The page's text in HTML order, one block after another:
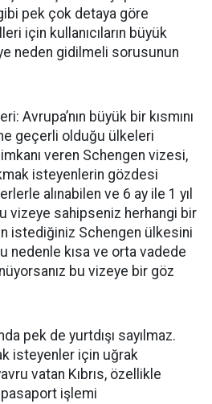
pek çok detaya göre
için kullanıcıların büyük
neden gidilmeli sorusunun
Avrupa’nın büyük bir kısmını
geçerli olduğu ülkeleri
veren Schengen vizesi,
isteyenlerin gözdesi
alınabilen ve 6 ay ile 1 yıl
vizeye sahipseniz herhangi bir
istediğiniz Schengen ülkesini
nedenle kısa ve orta vadede
bu vizeye bir göz
pek de yurtdışı sayılmaz.
isteyenler için uğrak
vatan Kıbrıs, özellikle
işlemi